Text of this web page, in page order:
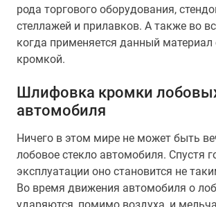
рода торгового оборудования,
стеллажей и прилавков. А также во
когда применяется данный материал
кромкой.
Шлифовка кромки
автомобиля
Ничего в этом мире не может быть
лобовое стекло автомобиля. Спустя
эксплуатации оно становится не
Во время движения автомобиля о